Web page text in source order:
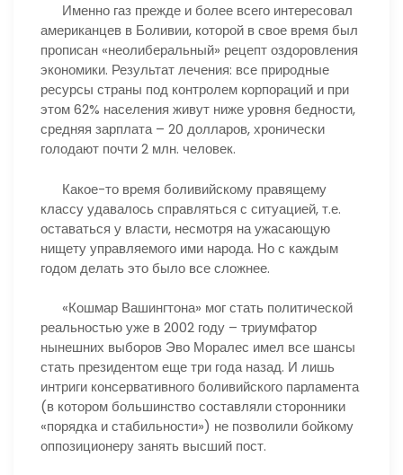
Именно газ прежде и более всего интересовал
американцев в Боливии, которой в свое время был
прописан «неолиберальный» рецепт оздоровления
экономики. Результат лечения: все природные
ресурсы страны под контролем корпораций и при
этом 62% населения живут ниже уровня бедности,
средняя зарплата – 20 долларов, хронически
голодают почти 2 млн. человек.
Какое-то время боливийскому правящему
классу удавалось справляться с ситуацией, т.е.
оставаться у власти, несмотря на ужасающую
нищету управляемого ими народа. Но с каждым
годом делать это было все сложнее.
«Кошмар Вашингтона» мог стать политической
реальностью уже в 2002 году – триумфатор
нынешних выборов Эво Моралес имел все шансы
стать президентом еще три года назад. И лишь
интриги консервативного боливийского парламента
(в котором большинство составляли сторонники
«порядка и стабильности») не позволили бойкому
оппозиционеру занять высший пост.